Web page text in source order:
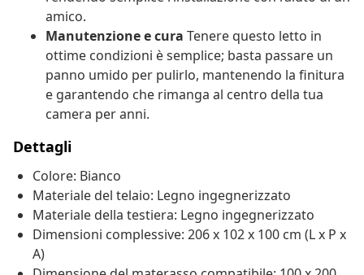
amico.
Manutenzione e cura Tenere questo letto in
ottime condizioni è semplice; basta passare un
panno umido per pulirlo, mantenendo la finitura
e garantendo che rimanga al centro della tua
camera per anni.
Dettagli
Colore: Bianco
Materiale del telaio: Legno ingegnerizzato
Materiale della testiera: Legno ingegnerizzato
Dimensioni complessive: 206 x 102 x 100 cm (L x P x
A)